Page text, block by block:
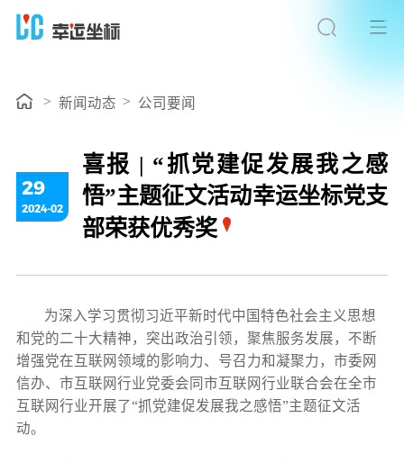
> 新闻动态 > 公司要闻
29
2024-02
喜报 | “抓党建促发展我之感
悟”主题征文活动幸运坐标党支
部荣获优秀奖
为深入学习贯彻习近平新时代中国特色社会主义思想
和党的二十大精神，突出政治引领，聚焦服务发展，不断
增强党在互联网领域的影响力、号召力和凝聚力，市委网
信办、市互联网行业党委会同市互联网行业联合会在全市
互联网行业开展了“抓党建促发展我之感悟”主题征文活
动。